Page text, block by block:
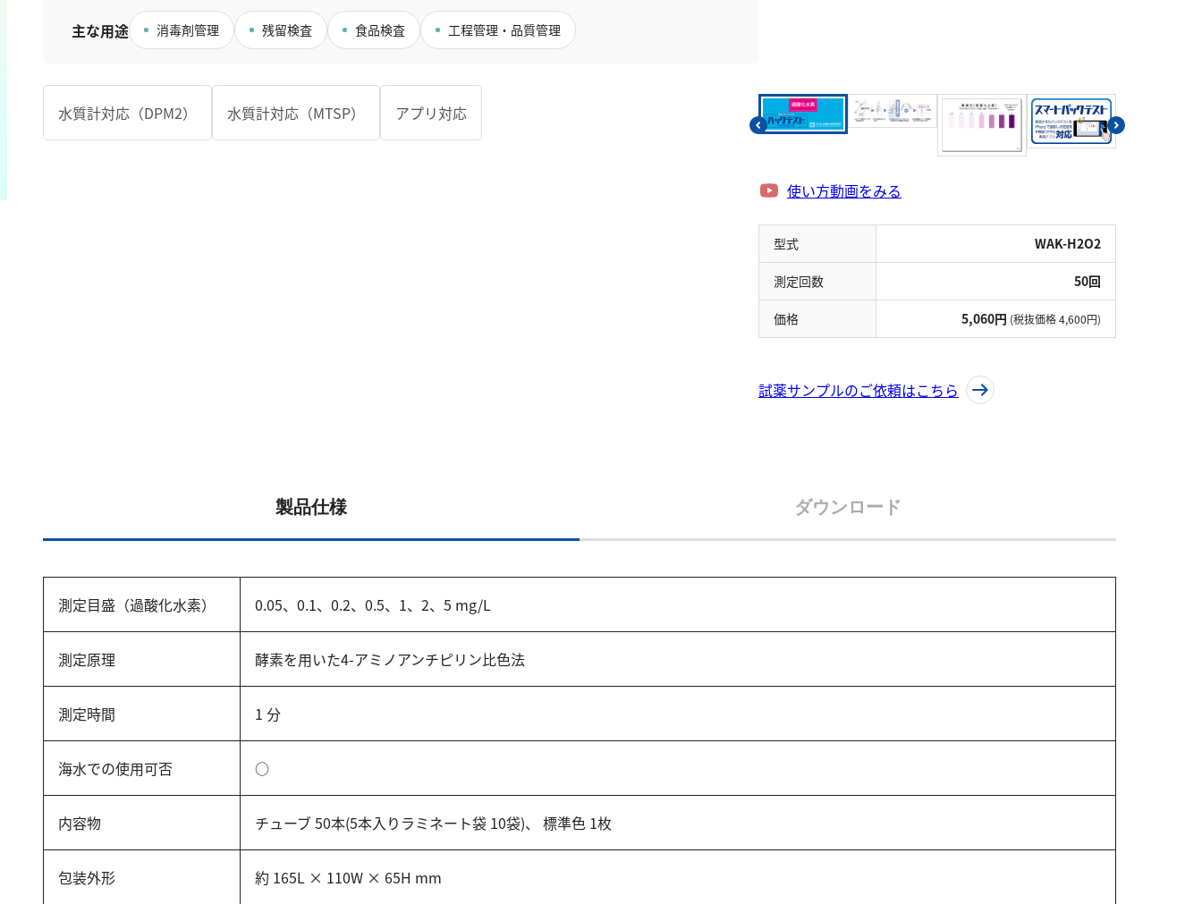
主な用途 消毒剤管理 残留検査 食品検査 工程管理・品質管理
水質計対応（DPM2） 水質計対応（MTSP） アプリ対応
使い方動画をみる
型式 WAK-H2O2
測定回数 50回
価格 5,060円 (税抜価格 4,600円)
試薬サンプルのご依頼はこちら
製品仕様 ダウンロード
測定目盛（過酸化水素） 0.05、0.1、0.2、0.5、1、2、5 mg/L
測定原理 酵素を用いた4-アミノアンチピリン比色法
測定時間 1 分
海水での使用可否 ○
内容物 チューブ 50本(5本入りラミネート袋 10袋)、 標準色 1枚
包装外形 約 165L × 110W × 65H mm
ニッケル
マンガン
全硬度
マグネシウム
亜硫酸
硫酸